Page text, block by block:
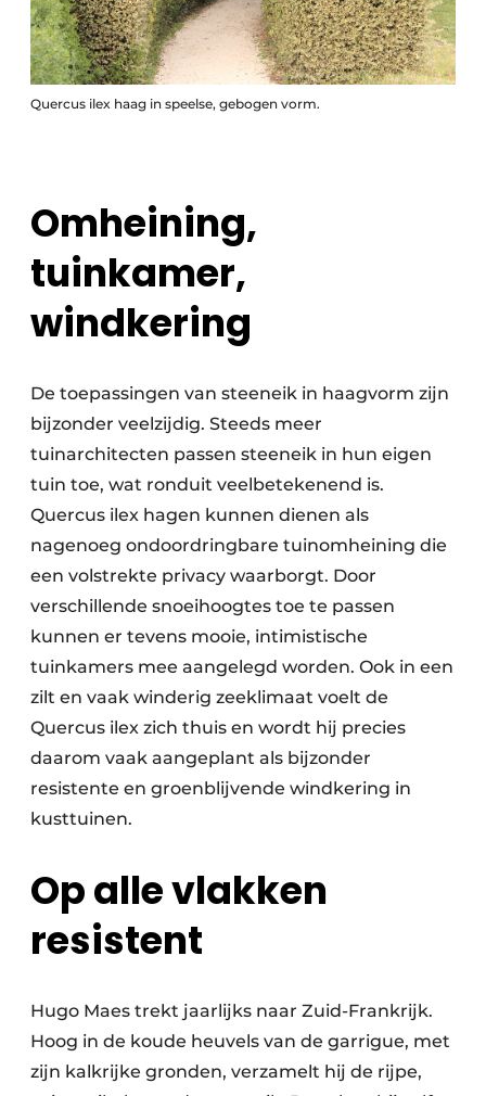
Quercus ilex haag in speelse, gebogen vorm.
Omheining,
tuinkamer,
windkering
De toepassingen van steeneik in haagvorm zijn
bijzonder veelzijdig. Steeds meer
tuinarchitecten passen steeneik in hun eigen
tuin toe, wat ronduit veelbetekenend is.
Quercus ilex hagen kunnen dienen als
nagenoeg ondoordringbare tuinomheining die
een volstrekte privacy waarborgt. Door
verschillende snoeihoogtes toe te passen
kunnen er tevens mooie, intimistische
tuinkamers mee aangelegd worden. Ook in een
zilt en vaak winderig zeeklimaat voelt de
Quercus ilex zich thuis en wordt hij precies
daarom vaak aangeplant als bijzonder
resistente en groenblijvende windkering in
kusttuinen.
Op alle vlakken
resistent
Hugo Maes trekt jaarlijks naar Zuid-Frankrijk.
Hoog in de koude heuvels van de garrigue, met
zijn kalkrijke gronden, verzamelt hij de rijpe,